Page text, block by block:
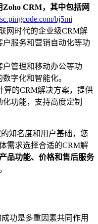
Zoho CRM，其中包括网
bj5mi
网时代的企业级CRM解
服务和营销自动化等功
户管理和移动办公等功
字化和智能化。
算的CRM解决方案，提供
功能，支持高度定制
知名度和用户基础，您
需求选择合适的CRM解
品功能、价格和售后服务
功是多重因素共同作用